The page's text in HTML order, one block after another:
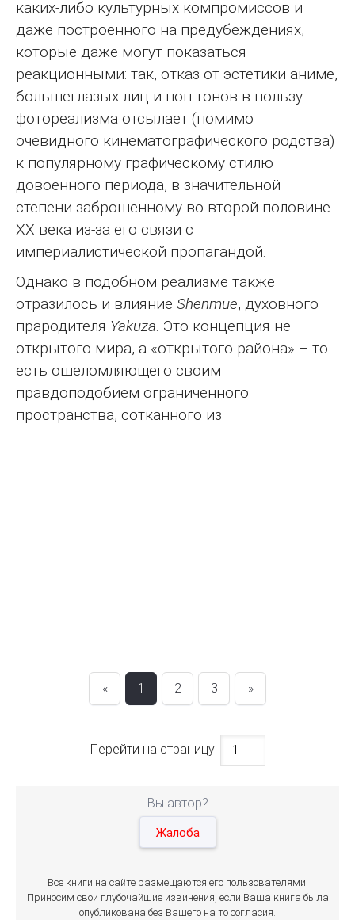
каких-либо культурных компромиссов и
даже построенного на предубеждениях,
которые даже могут показаться
реакционными: так, отказ от эстетики аниме,
большеглазых лиц и поп-тонов в пользу
фотореализма отсылает (помимо
очевидного кинематографического родства)
к популярному графическому стилю
довоенного периода, в значительной
степени заброшенному во второй половине
XX века из-за его связи с
империалистической пропагандой.
Однако в подобном реализме также
отразилось и влияние Shenmue, духовного
прародителя Yakuza. Это концепция не
открытого мира, а «открытого района» – то
есть ошеломляющего своим
правдоподобием ограниченного
пространства, сотканного из
« 1 2 3 »
Перейти на страницу:
Вы автор?
Жалоба
Все книги на сайте размещаются его пользователями.
Приносим свои глубочайшие извинения, если Ваша книга была
опубликована без Вашего на то согласия.